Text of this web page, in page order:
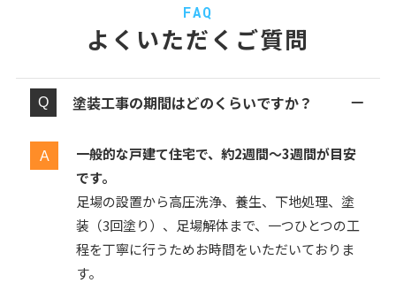
FAQ
よくいただくご質問
塗装工事の期間はどのくらいですか？
一般的な戸建て住宅で、約2週間〜3週間が目安
です。
足場の設置から高圧洗浄、養生、下地処理、塗
装（3回塗り）、足場解体まで、一つひとつの工
程を丁寧に行うためお時間をいただいておりま
す。